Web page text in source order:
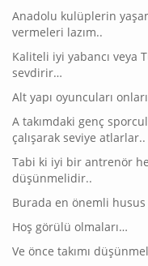
Anadolu kulüplerin
vermeleri lazım..
Kaliteli iyi yabancı veya
sevdirir…
Alt yapı oyuncuları
A takımdaki genç
çalışarak seviye atlarlar..
Tabi ki iyi bir antrenör
düşünmelidir..
Burada en önemli
Hoş görülü olmaları…
Ve önce takımı